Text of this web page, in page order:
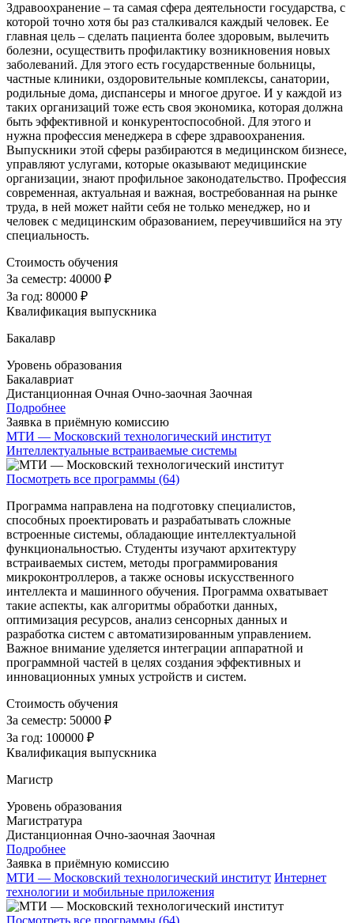
Здравоохранение – та самая сфера деятельности государства, с
которой точно хотя бы раз сталкивался каждый человек. Ее
главная цель – сделать пациента более здоровым, вылечить
болезни, осуществить профилактику возникновения новых
заболеваний. Для этого есть государственные больницы,
частные клиники, оздоровительные комплексы, санатории,
родильные дома, диспансеры и многое другое. И у каждой из
таких организаций тоже есть своя экономика, которая должна
быть эффективной и конкурентоспособной. Для этого и
нужна профессия менеджера в сфере здравоохранения.
Выпускники этой сферы разбираются в медицинском бизнесе,
управляют услугами, которые оказывают медицинские
организации, знают профильное законодательство. Профессия
современная, актуальная и важная, востребованная на рынке
труда, в ней может найти себя не только менеджер, но и
человек с медицинским образованием, переучившийся на эту
специальность.
Стоимость обучения
За семестр: 40000 ₽
За год: 80000 ₽
Квалификация выпускника
Бакалавр
Уровень образования
Бакалавриат
Дистанционная Очная Очно-заочная Заочная
Подробнее
Заявка в приёмную комиссию
МТИ — Московский технологический институт
Интеллектуальные встраиваемые системы
Посмотреть все программы (64)
Программа направлена на подготовку специалистов,
способных проектировать и разрабатывать сложные
встроенные системы, обладающие интеллектуальной
функциональностью. Студенты изучают архитектуру
встраиваемых систем, методы программирования
микроконтроллеров, а также основы искусственного
интеллекта и машинного обучения. Программа охватывает
такие аспекты, как алгоритмы обработки данных,
оптимизация ресурсов, анализ сенсорных данных и
разработка систем с автоматизированным управлением.
Важное внимание уделяется интеграции аппаратной и
программной частей в целях создания эффективных и
инновационных умных устройств и систем.
Стоимость обучения
За семестр: 50000 ₽
За год: 100000 ₽
Квалификация выпускника
Магистр
Уровень образования
Магистратура
Дистанционная Очно-заочная Заочная
Подробнее
Заявка в приёмную комиссию
МТИ — Московский технологический институт Интернет
технологии и мобильные приложения